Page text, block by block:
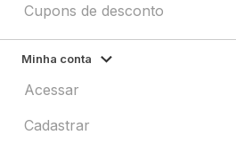
Cupons de desconto
Minha conta
Acessar
Cadastrar